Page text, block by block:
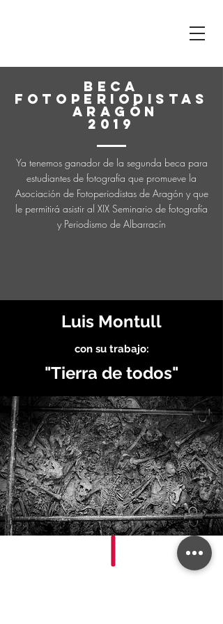
BECA
FOTOPERIODISTAS
ARAGÓN
2019
Ya tenemos ganador de la segunda beca para
estudiantes de fotografía que promueve la
Asociación de Fotoperiodistas de Aragón y que
le permitirá asistir al XIX Seminario de fotografía
y Periodismo de Albarracín
Luis Montull
con su trabajo:
"Tierra de todos"